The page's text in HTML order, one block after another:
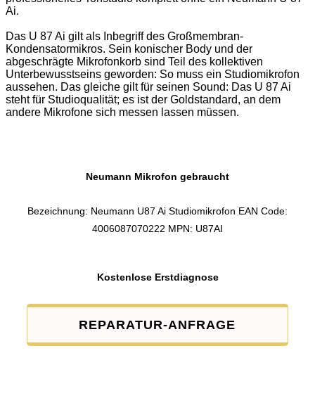
Ai.
Das U 87 Ai gilt als Inbegriff des Großmembran-
Kondensatormikros. Sein konischer Body und der
abgeschrägte Mikrofonkorb sind Teil des kollektiven
Unterbewusstseins geworden: So muss ein Studiomikrofon
aussehen. Das gleiche gilt für seinen Sound: Das U 87 Ai
steht für Studioqualität; es ist der Goldstandard, an dem
andere Mikrofone sich messen lassen müssen.
Neumann Mikrofon gebraucht
Bezeichnung: Neumann U87 Ai Studiomikrofon EAN Code:
4006087070222 MPN: U87AI
Kostenlose Erstdiagnose
REPARATUR-ANFRAGE